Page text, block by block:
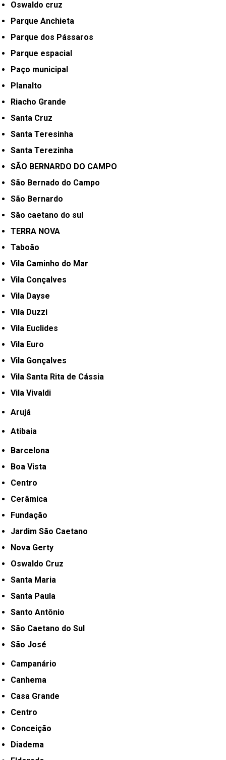
Oswaldo cruz
Parque Anchieta
Parque dos Pássaros
Parque espacial
Paço municipal
Planalto
Riacho Grande
Santa Cruz
Santa Teresinha
Santa Terezinha
SÃO BERNARDO DO CAMPO
São Bernado do Campo
São Bernardo
São caetano do sul
TERRA NOVA
Taboão
Vila Caminho do Mar
Vila Conçalves
Vila Dayse
Vila Duzzi
Vila Euclides
Vila Euro
Vila Gonçalves
Vila Santa Rita de Cássia
Vila Vivaldi
Arujá
Atibaia
Barcelona
Boa Vista
Centro
Cerâmica
Fundação
Jardim São Caetano
Nova Gerty
Oswaldo Cruz
Santa Maria
Santa Paula
Santo Antônio
São Caetano do Sul
São José
Campanário
Canhema
Casa Grande
Centro
Conceição
Diadema